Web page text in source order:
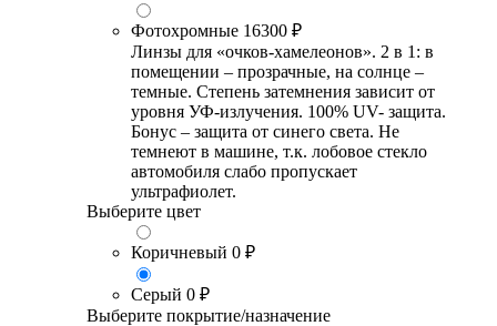
Фотохромные 16300 ₽
Линзы для «очков-хамелеонов». 2 в 1: в
помещении – прозрачные, на солнце –
темные. Степень затемнения зависит от
уровня УФ-излучения. 100% UV- защита.
Бонус – защита от синего света. Не
темнеют в машине, т.к. лобовое стекло
автомобиля слабо пропускает
ультрафиолет.
Выберите цвет
Коричневый 0 ₽
Серый 0 ₽
Выберите покрытие/назначение